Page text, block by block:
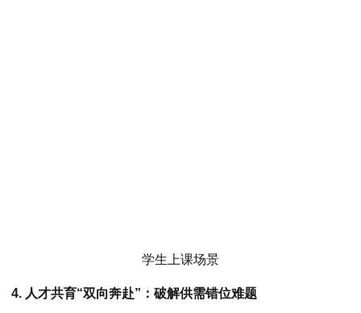
学生上课场景
4. 人才共育“双向奔赴”：破解供需错位难题